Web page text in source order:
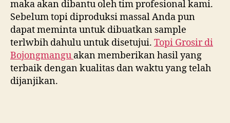
maka akan dibantu oleh tim profesional kami.
Sebelum topi diproduksi massal Anda pun
dapat meminta untuk dibuatkan sample
terlwbih dahulu untuk disetujui. Topi Grosir di
Bojongmangu akan memberikan hasil yang
terbaik dengan kualitas dan waktu yang telah
dijanjikan.